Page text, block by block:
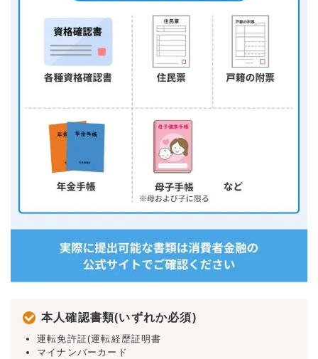
本人確認書類(いずれか必須)
運転免許証(運転経歴証明書
マイナンバーカード